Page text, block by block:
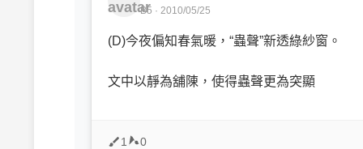
B5 · 2010/05/25
(D)今夜偏知春氣暖，“蟲聲”新透綠紗窗。
文中以靜為舖陳，使得蟲聲更為突顯
1 0